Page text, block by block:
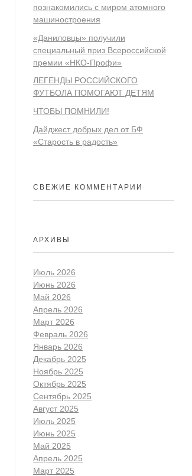
познакомились с миром атомного
машиностроения
«Даниловцы» получили
специальный приз Всероссийской
премии «НКО-Профи»
ЛЕГЕНДЫ РОССИЙСКОГО
ФУТБОЛА ПОМОГАЮТ ДЕТЯМ
ЧТОБЫ ПОМНИЛИ!
Дайджест добрых дел от БФ
«Старость в радость»
СВЕЖИЕ КОММЕНТАРИИ
АРХИВЫ
Июль 2026
Июнь 2026
Май 2026
Апрель 2026
Март 2026
Февраль 2026
Январь 2026
Декабрь 2025
Ноябрь 2025
Октябрь 2025
Сентябрь 2025
Август 2025
Июль 2025
Июнь 2025
Май 2025
Апрель 2025
Март 2025